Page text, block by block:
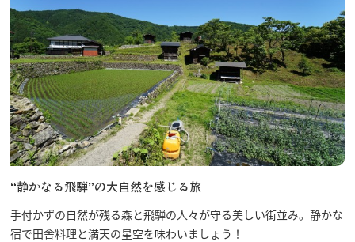
“静かなる飛騨”の大自然を感じる旅
手付かずの自然が残る森と飛騨の人々が守る美しい街並み。静かな
宿で田舎料理と満天の星空を味わいましょう！